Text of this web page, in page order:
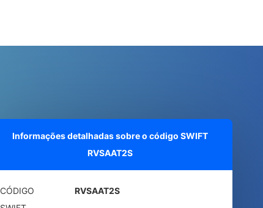
Informações detalhadas sobre o código SWIFT
RVSAAT2S
CÓDIGO
RVSAAT2S